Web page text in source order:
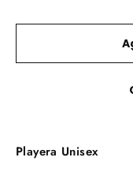
Playera Unisex